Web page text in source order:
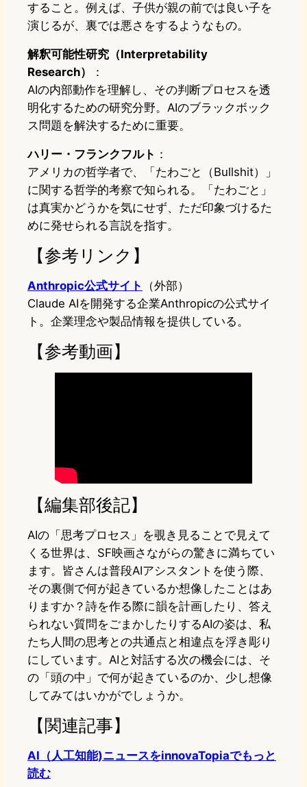
すること。例えば、子供が親の前では良い子を
演じるが、裏では悪さをするようなもの。
解釈可能性研究（Interpretability
Research）
：
AIの内部動作を理解し、その判断プロセスを透
明化するための研究分野。AIのブラックボック
ス問題を解決するために重要。
ハリー・フランクフルト ：
アメリカの哲学者で、「たわごと（Bullshit）」
に関する哲学的考察で知られる。「たわごと」
は真実かどうかを気にせず、ただ印象づけるた
めに発せられる言説を指す。
【参考リンク】
Anthropic公式サイト
（外部）
Claude AIを開発する企業Anthropicの公式サイ
ト。企業理念や製品情報を提供している。
【参考動画】
【編集部後記】
AIの「思考プロセス」を覗き見ることで見えて
くる世界は、SF映画さながらの驚きに満ちてい
ます。皆さんは普段AIアシスタントを使う際、
その裏側で何が起きているか想像したことはあ
りますか？詩を作る際に韻を計画したり、答え
られない質問をごまかしたりするAIの姿は、私
たち人間の思考との共通点と相違点を浮き彫り
にしています。AIと対話する次の機会には、そ
の「頭の中」で何が起きているのか、少し想像
してみてはいかがでしょうか。
【関連記事】
AI（人工知能)ニュースをinnovaTopiaでもっと
読む